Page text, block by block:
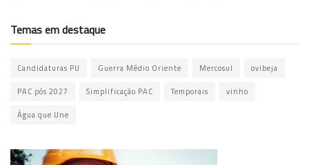
Temas em destaque
Candidaturas PU Guerra Médio Oriente Mercosul ovibeja
PAC pós 2027 Simplificação PAC Temporais vinho
Água que Une